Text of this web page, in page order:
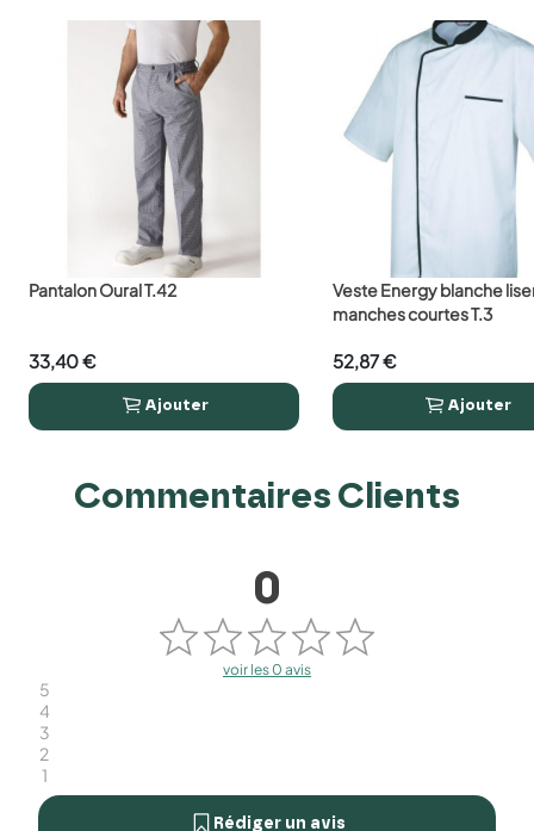
favorite_border
Pantalon Oural T.42
33,40 €
 
Ajouter
favorite_border
Veste Energy blanche
manches courtes T.3
52,87 €
 
Ajouter
Commentaires Clients
0
voir les 0 avis
5
4
3
2
1
Rédiger un avis